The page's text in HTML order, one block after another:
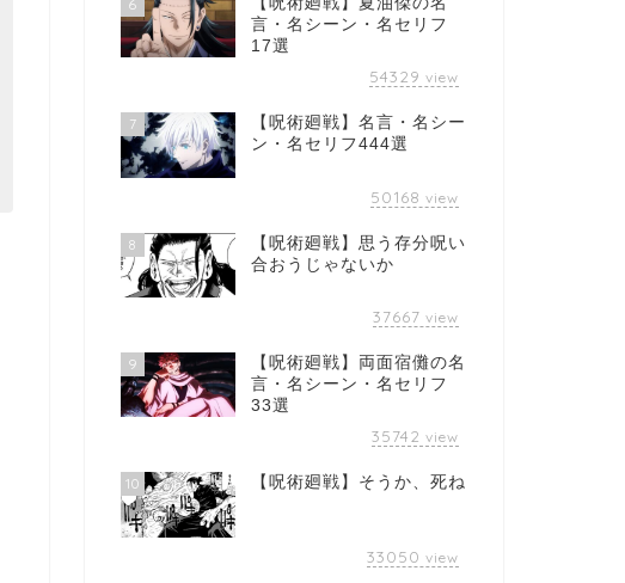
6
言・名シーン・名セリフ
17選
54329 view
7
【呪術廻戦】名言・名シー
ン・名セリフ444選
50168 view
8
【呪術廻戦】思う存分呪い
合おうじゃないか
37667 view
9
【呪術廻戦】両面宿儺の名
言・名シーン・名セリフ
33選
35742 view
10 【呪術廻戦】そうか、死ね
33050 view